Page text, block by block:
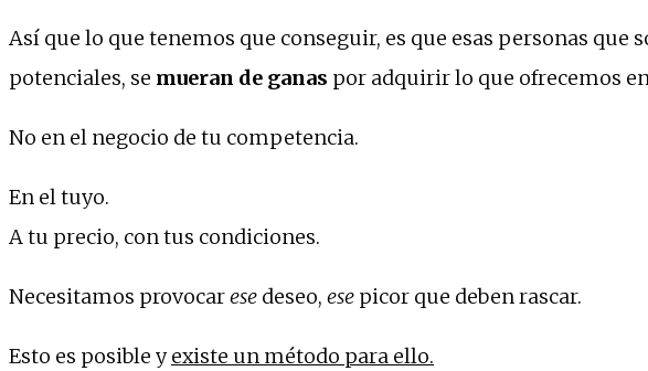
Así que lo que tenemos que conseguir, es que esas personas que
potenciales, se mueran de ganas por adquirir lo que ofrecemos
No en el negocio de tu competencia.
En el tuyo.
A tu precio, con tus condiciones.
Necesitamos provocarese deseo, ese picor que deben rascar.
Esto es posible yexiste un método para ello.